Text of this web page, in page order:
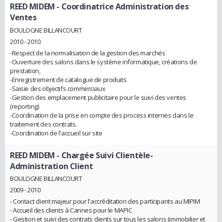
REED MIDEM - Coordinatrice Administration des
Ventes
BOULOGNE BILLANCOURT
2010 - 2010
-Respect de la normalisation de la gestion des marchés
-Ouverture des salons dans le système informatique, créations de
prestation,
-Enregistrement de catalogue de produits
-Saisie des objectifs commerciaux
-Gestion des emplacement publicitaire pour le suivi des ventes
(reporting)
-Coordination de la prise en compte des process internes dans le
traitement des contrats.
-Coordination de l'accueil sur site
REED MIDEM - Chargée Suivi Clientèle-
Administration Client
BOULOGNE BILLANCOURT
2009 - 2010
- Contact client majeur pour l'accréditation des participants au MIPIM
- Accueil des clients à Cannes pour le MAPIC
- Gestion et suivi des contrats clients sur tous les salons (immobilier et